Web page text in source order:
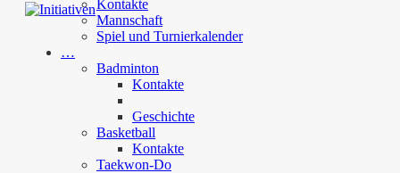
Kontakte
Mannschaft
Spiel und Turnierkalender
…
Badminton
Kontakte
Geschichte
Basketball
Kontakte
Taekwon-Do